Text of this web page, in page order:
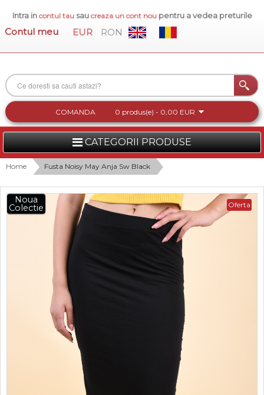
Intra in contul tausau creaza un cont nou pentru a vedea preturile
Contul meu EUR RON
COMANDA 0 produs(e) - 0,00 EUR
CATEGORII PRODUSE
FEMEI
BARBATI
INCALTAMINTE DAMA
ACCESORII DAMA
Home Fusta Noisy May Anja Sw Black
Oferta
Noua
Colectie